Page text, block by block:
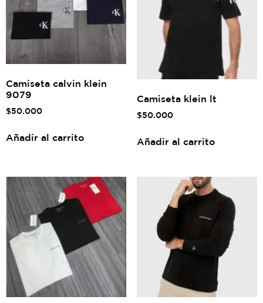
Camiseta calvin klein
9079
$50.000
Añadir al carrito
Camiseta klein lt
$50.000
Añadir al carrito